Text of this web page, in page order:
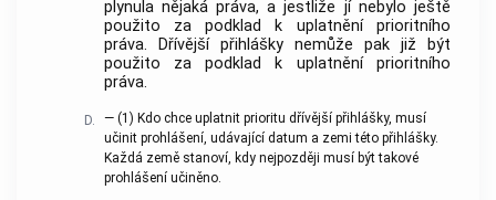
plynula nějaká práva, a jestliže jí nebylo ještě
použito za podklad k uplatnění prioritního
práva. Dřívější přihlášky nemůže pak již být
použito za podklad k uplatnění prioritního
práva.
D. — (1) Kdo chce uplatnit prioritu dřívější přihlášky, musí
učinit prohlášení, udávající datum a zemi této přihlášky.
Každá země stanoví, kdy nejpozději musí být takové
prohlášení učiněno.